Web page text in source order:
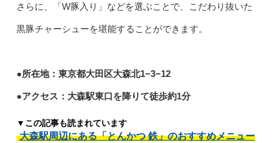
さらに、「W豚入り」などを選ぶことで、こだわり抜いた
黒豚チャーシューを堪能することができます。
●所在地：東京都大田区大森北1−3−12
●アクセス：大森駅東口を降りて徒歩約1分
▼この記事も読まれています
大森駅周辺にある「とんかつ 鉄」のおすすめメニュー